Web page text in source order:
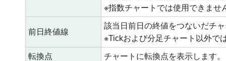
※指数チャートでは使用できませ
前日終値線
該当日前日の終値をつないだチ
※Tickおよび分足チャート以外で
転換点 チャートに転換点を表示します。